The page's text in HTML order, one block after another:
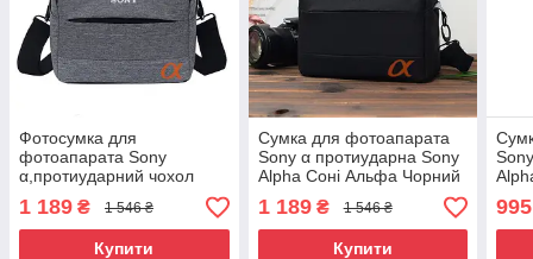
Фотосумка для
фотоапарата Sony
α,протиударний чохол
Сірий з чорним ( код:
IBF064SB1 )
1 189 ₴ 1 546 ₴
Купити
Сумка для фотоапарата
Sony α протиударна Sony
Alpha Соні Альфа Чорний
1 189₴ 1 546 ₴
Купити
995